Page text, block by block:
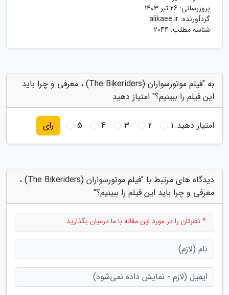
بروزرسانی: 26 تیر 1403
گردآورنده: alikaee.ir
شناسه مطلب: 2044
به "فیلم موتورسواران (The Bikeriders) ، معرفی و چرا باید
این فیلم را ببینیم؟" امتیاز دهید
امتیاز دهید:1
2
3
4
5 رای
دیدگاه های مرتبط با "فیلم موتورسواران (The Bikeriders) ،
معرفی و چرا باید این فیلم را ببینیم؟"
* نظرتان را در مورد این مقاله با ما درمیان بگذارید